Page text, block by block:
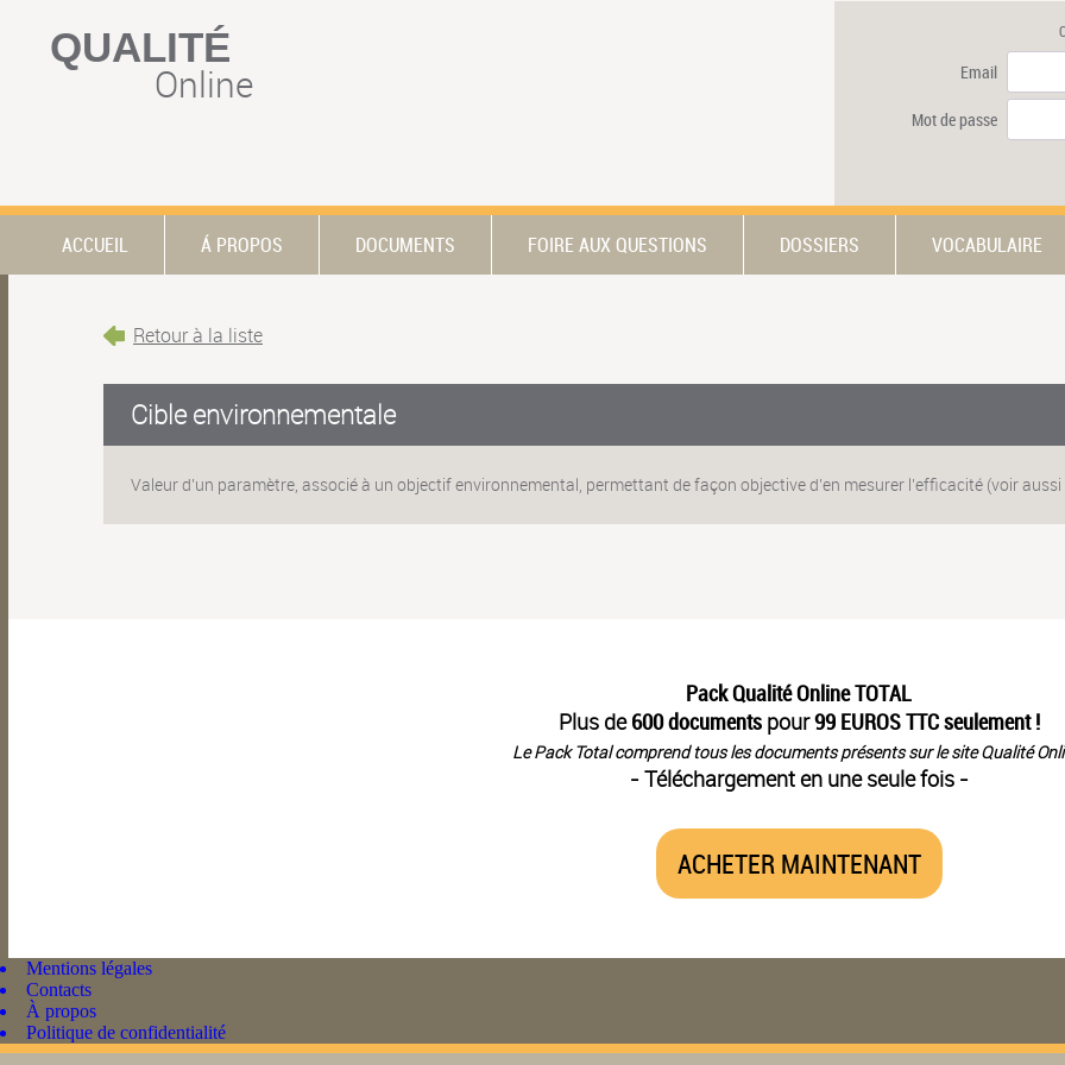
QUALITÉ
Online Email
Mot de passe
ACCUEIL Á PROPOS DOCUMENTS FOIRE AUX QUESTIONS DOSSIERS VOCABULAIRE
Retour à la liste
Cible environnementale
Valeur d’un paramètre, associé à un objectif environnemental, permettant de façon objective d’en mesurer l’efficacité (voir aussi
Pack Qualité Online TOTAL
Plus de600 documentspour99 EUROS TTC seulement !
Le Pack Total comprend tous les documents présents sur le site Qualité
- Téléchargement en une seule fois -
ACHETER MAINTENANT
Mentions légales
Contacts
À propos
Politique de confidentialité